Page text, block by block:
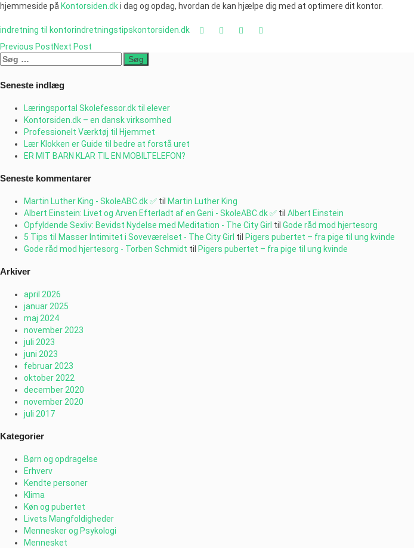
hjemmeside på Kontorsiden.dki dag og opdag, hvordan de kan hjælpe dig med at optimere dit kontor.
indretning til kontorindretningstipskontorsiden.dk
Previous PostNext Post
Søg
Seneste indlæg
Læringsportal Skolefessor.dk til elever
Kontorsiden.dk – en dansk virksomhed
Professionelt Værktøj til Hjemmet
Lær Klokken er Guide til bedre at forstå uret
ER MIT BARN KLAR TIL EN MOBILTELEFON?
Seneste kommentarer
Martin Luther King - SkoleABC.dk ✅ til Martin Luther King
Albert Einstein: Livet og Arven Efterladt af en Geni - SkoleABC.dk ✅ til Albert Einstein
Opfyldende Sexliv: Bevidst Nydelse med Meditation - The City Girl til Gode råd mod hjertesorg
5 Tips til Masser Intimitet i Soveværelset - The City Girl til Pigers pubertet – fra pige til ung kvinde
Gode råd mod hjertesorg - Torben Schmidt til Pigers pubertet – fra pige til ung kvinde
Arkiver
april 2026
januar 2025
maj 2024
november 2023
juli 2023
juni 2023
februar 2023
oktober 2022
december 2020
november 2020
juli 2017
Kategorier
Børn og opdragelse
Erhverv
Kendte personer
Klima
Køn og pubertet
Livets Mangfoldigheder
Mennesker og Psykologi
Mennesket